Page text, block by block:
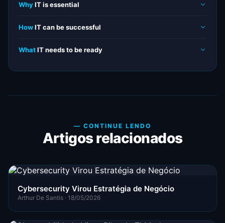
WhyIT is essential
HowIT can be successful
WhatIT needs to be ready
— CONTINUE LENDO
Artigos relacionados
Cybersecurity Virou Estratégia de Negócio
Arthur De Santis · 18/05/2026